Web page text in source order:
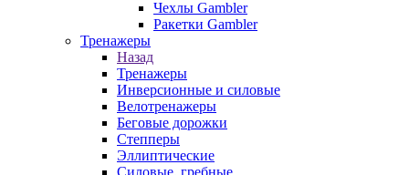
Чехлы Gambler
Ракетки Gambler
Тренажеры
Назад
Тренажеры
Инверсионные и силовые
Велотренажеры
Беговые дорожки
Степперы
Эллиптические
Силовые, гребные